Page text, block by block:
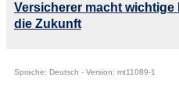
Versicherer macht
die Zukunft
Sprache: Deutsch - Version: mt11089-1